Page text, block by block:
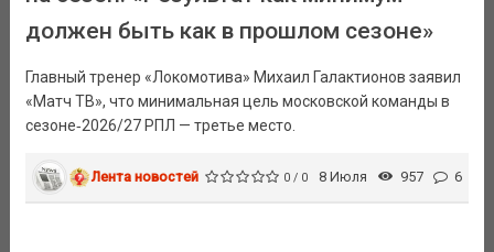
должен быть как в прошлом сезоне»
Главный тренер «Локомотива» Михаил Галактионов заявил
«Матч ТВ», что минимальная цель московской команды в
сезоне‑2026/27 РПЛ — третье место.
Лента новостей 0 / 0 8 Июля 957 6